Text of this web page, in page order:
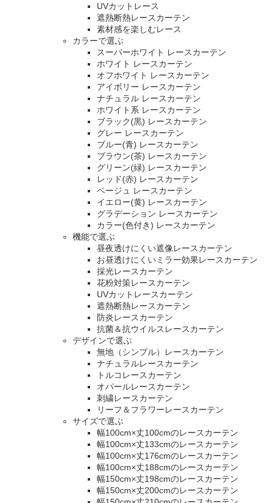
UVカットレース
遮熱断熱レースカーテン
素材感を楽しむレース
カラーで選ぶ
スーパーホワイト レースカーテン
ホワイト レースカーテン
オフホワイト レースカーテン
アイボリー レースカーテン
ナチュラル レースカーテン
ホワイト系 レースカーテン
ブラック(黒) レースカーテン
グレー レースカーテン
ブルー(青) レースカーテン
ブラウン(茶) レースカーテン
グリーン(緑) レースカーテン
レッド(赤) レースカーテン
ベージュ レースカーテン
イエロー(黄) レースカーテン
グラデーション レースカーテン
カラー(色付き) レースカーテン
機能で選ぶ
昼夜透けにくい遮像レースカーテン
お昼透けにくいミラー効果レースカーテン
採光レースカーテン
花粉対策レースカーテン
UVカットレースカーテン
遮熱断熱レースカーテン
防炎レースカーテン
抗菌＆抗ウイルスレースカーテン
デザインで選ぶ
無地（シンプル）レースカーテン
ナチュラルレースカーテン
トルコレースカーテン
オパールレースカーテン
刺繍レースカーテン
リーフ＆フラワーレースカーテン
サイズで選ぶ
幅100cm×丈100cmのレースカーテン
幅100cm×丈133cmのレースカーテン
幅100cm×丈176cmのレースカーテン
幅100cm×丈188cmのレースカーテン
幅150cm×丈198cmのレースカーテン
幅150cm×丈200cmのレースカーテン